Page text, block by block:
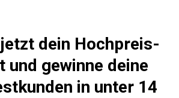
dein Hochpreis-
und gewinne deine
in unter 14